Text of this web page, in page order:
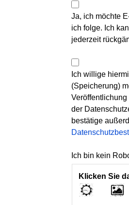
Ja, ich möchte
ich folge. Ich
jederzeit
Ich willige
(Speicherung)
der
bestätige
Ich bin kein
Klicken Sie